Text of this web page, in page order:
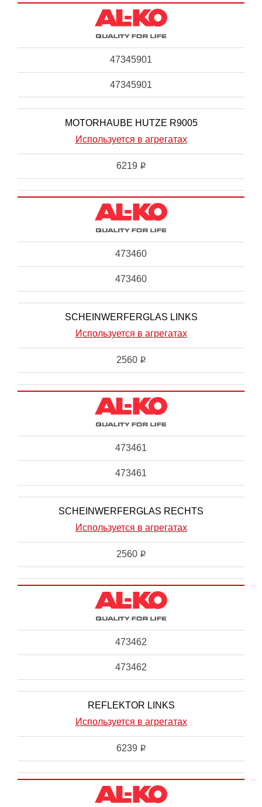
47345901
47345901
MOTORHAUBE HUTZE R9005
Используется в агрегатах
6219 i
473460
473460
SCHEINWERFERGLAS LINKS
Используется в агрегатах
2560 i
473461
473461
SCHEINWERFERGLAS RECHTS
Используется в агрегатах
2560 i
473462
473462
REFLEKTOR LINKS
Используется в агрегатах
6239 i